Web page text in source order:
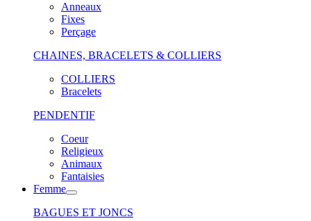
Anneaux
Fixes
Perçage
CHAINES, BRACELETS & COLLIERS
COLLIERS
Bracelets
PENDENTIF
Coeur
Religieux
Animaux
Fantaisies
Femme
BAGUES ET JONCS